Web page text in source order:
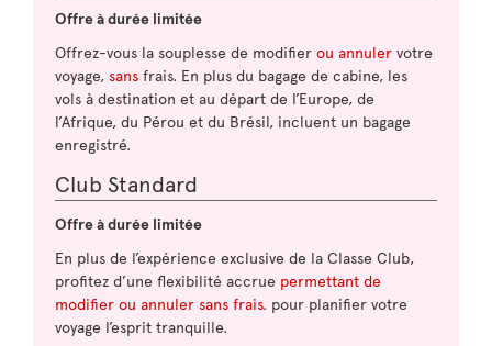
Offre à durée limitée
Offrez-vous la souplesse de modifier ou annuler votre
voyage, sans frais. En plus du bagage de cabine, les
vols à destination et au départ de l’Europe, de
l’Afrique, du Pérou et du Brésil, incluent un bagage
enregistré.
Club Standard
Offre à durée limitée
En plus de l’expérience exclusive de la Classe Club,
profitez d’une flexibilité accrue permettant de
modifier ou annuler sans frais. pour planifier votre
voyage l’esprit tranquille.